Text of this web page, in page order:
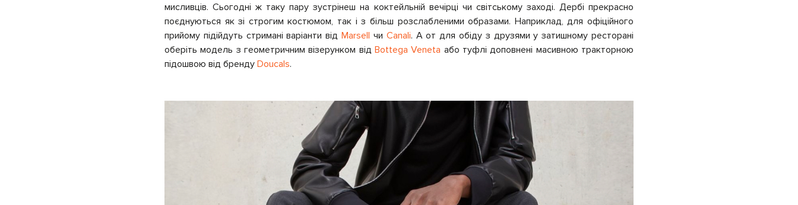
мисливців. Сьогодні ж таку пару зустрінеш на коктейльній вечірці чи світському заході. Дербі прекрасно
поєднуються як зі строгим костюмом, так і з більш розслабленими образами. Наприклад, для офіційного
прийому підійдуть стримані варіанти відMarsell чи Canali. А от для обіду з друзями у затишному ресторані
оберіть модель з геометричним візерунком від Bottega Veneta або туфлі доповнені масивною тракторною
підошвою від бренду Doucals.